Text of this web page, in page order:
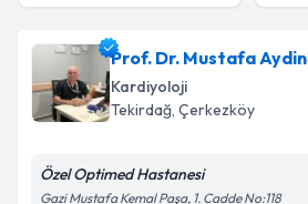
Prof. Dr. Mustafa Aydin
Kardiyoloji
Tekirdağ, Çerkezköy
Özel Optimed Hastanesi
Gazi Mustafa Kemal Paşa, 1. Cadde No:118